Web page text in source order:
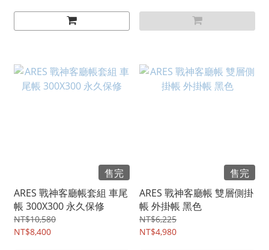
售完
ARES 戰神客廳帳套組 車尾
帳 300X300 永久保修
NT$10,580
NT$8,400
售完
ARES 戰神客廳帳 雙層側掛
帳 外掛帳 黑色
NT$6,225
NT$4,980